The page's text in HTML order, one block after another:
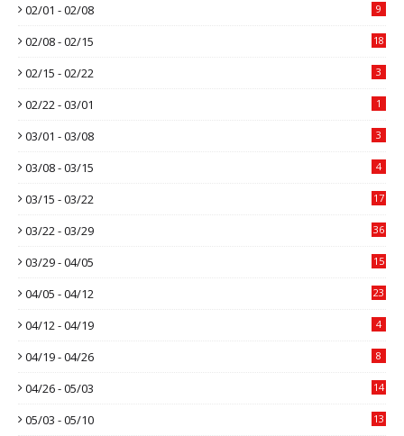
02/01 - 02/08 9
02/08 - 02/15 18
02/15 - 02/22 3
02/22 - 03/01 1
03/01 - 03/08 3
03/08 - 03/15 4
03/15 - 03/22 17
03/22 - 03/29 36
03/29 - 04/05 15
04/05 - 04/12 23
04/12 - 04/19 4
04/19 - 04/26 8
04/26 - 05/03 14
05/03 - 05/10 13